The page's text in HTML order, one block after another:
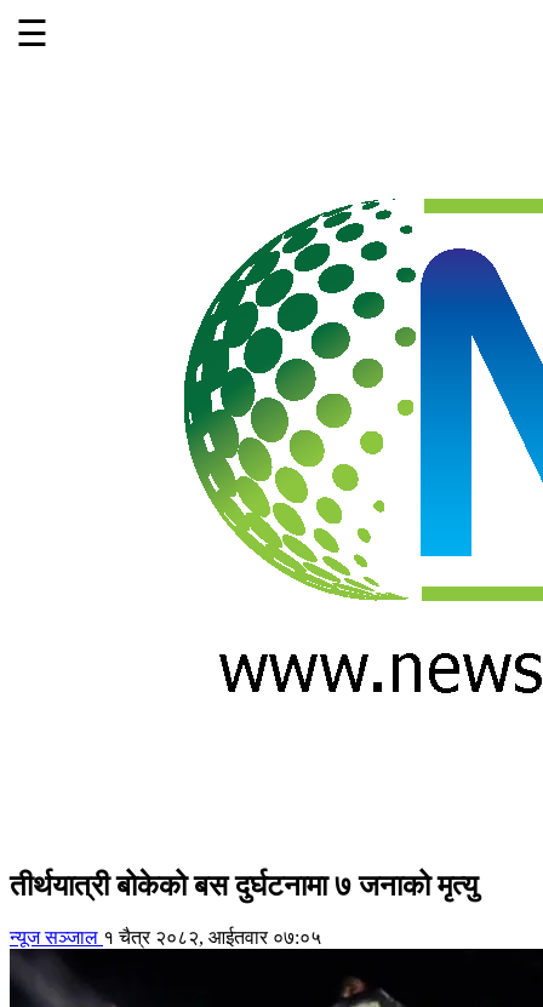
☰
तीर्थयात्री बोकेको बस दुर्घटनामा ७ जनाको मृत्यु
न्यूज सञ्जाल १ चैत्र २०८२, आईतवार ०७:०५